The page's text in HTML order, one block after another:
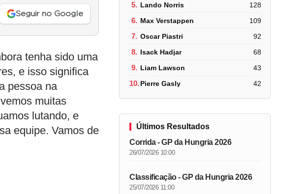
Seguir no Google
tenha sido uma
e isso significa
pessoa na
muitas
lutando, e
equipe. Vamos de
5. Lando Norris 128
6. Max Verstappen 109
7. Oscar Piastri 92
8. Isack Hadjar 68
9. Liam Lawson 43
10.Pierre Gasly 42
Últimos Resultados
Corrida - GP da Hungria 2026
26/07/2026 10:00
Classificação - GP da Hungria 2026
25/07/2026 11:00